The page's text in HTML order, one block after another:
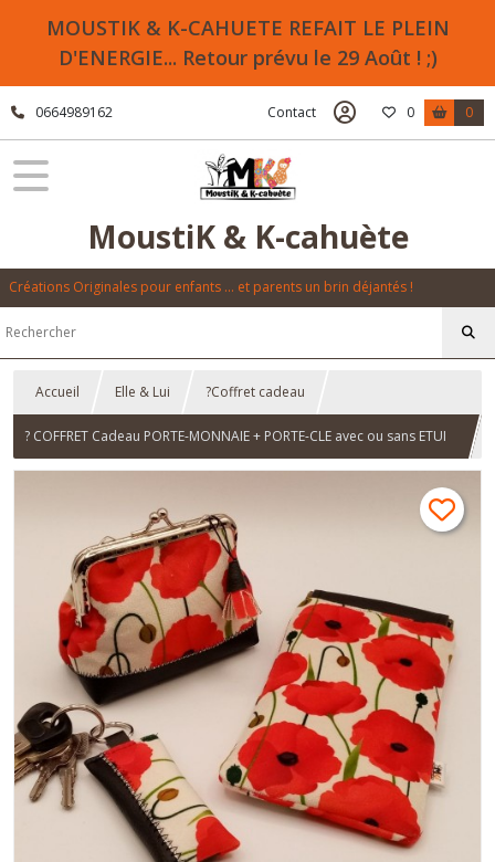
MOUSTIK & K-CAHUETE REFAIT LE PLEIN
D'ENERGIE... Retour prévu le 29 Août ! ;)
0664989162 Contact 0 0
MoustiK & K-cahuète
Créations Originales pour enfants ... et parents un brin déjantés !
Accueil Elle & Lui ?Coffret cadeau
? COFFRET Cadeau PORTE-MONNAIE + PORTE-CLE avec ou sans ETUI